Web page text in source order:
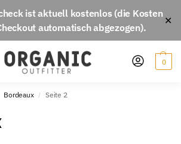
ist aktuell kostenlos(die Kosten
automatisch abgezogen).
✕
0
Bordeaux / Seite 2